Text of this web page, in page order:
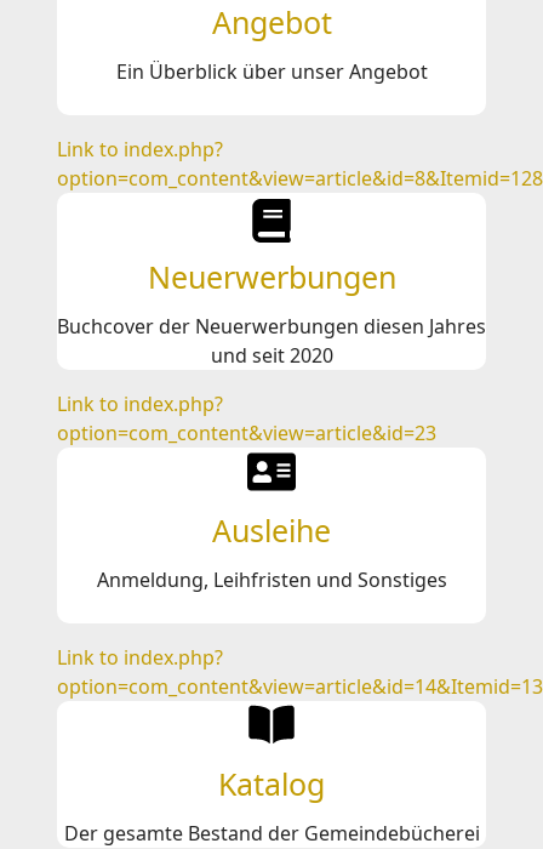
Angebot
Ein Überblick über unser Angebot
Link to index.php?
option=com_content&view=article&id=8&Itemid=128
Neuerwerbungen
Buchcover der Neuerwerbungen diesen Jahres
und seit 2020
Link to index.php?
option=com_content&view=article&id=23
Ausleihe
Anmeldung, Leihfristen und Sonstiges
Link to index.php?
Katalog
Der gesamte Bestand der Gemeindebücherei